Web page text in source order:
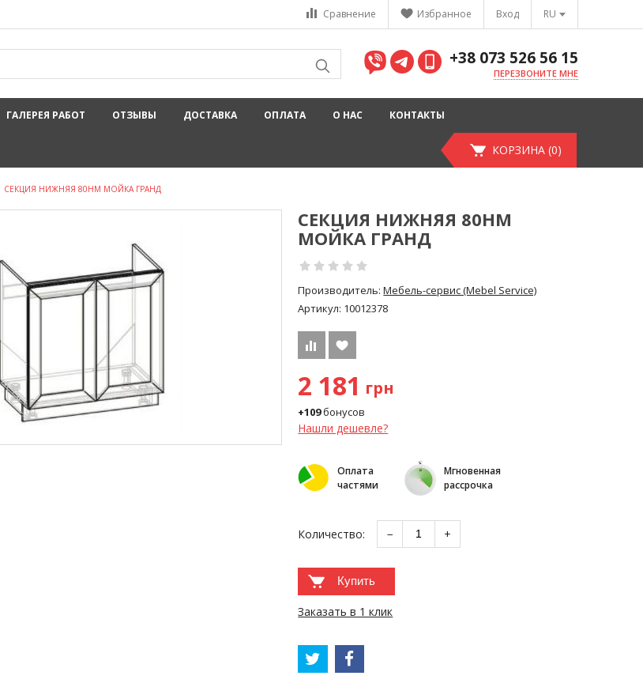
RU
Вход
Избранное
Сравнение
+38 073 526 56 15
ПЕРЕЗВОНИТЕ МНЕ
ГАЛЕРЕЯ РАБОТ ОТЗЫВЫ ДОСТАВКА ОПЛАТА О НАС КОНТАКТЫ
КОРЗИНА (0)
СЕКЦИЯ НИЖНЯЯ 80НМ МОЙКА ГРАНД
СЕКЦИЯ НИЖНЯЯ 80НМ
МОЙКА ГРАНД
Производитель:Мебель-сервис (Mebel Service)
Артикул: 10012378
2 181 грн
+109бонусов
Нашли дешевле?
Оплата
частями
Мгновенная
рассрочка
Количество: − +
Купить
Заказать в 1 клик